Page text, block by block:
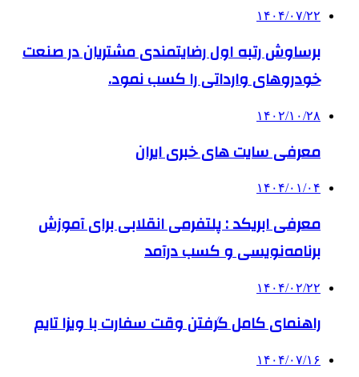
۱۴۰۴/۰۷/۲۲
برساوش رتبه اول رضایتمندی مشتریان در صنعت
خودروهای وارداتی را کسب نمود.
۱۴۰۲/۱۰/۲۸
معرفی سایت های خبری ایران
۱۴۰۴/۰۱/۰۴
معرفی ابریکد : پلتفرمی انقلابی برای آموزش
برنامه‌نویسی و کسب درآمد
۱۴۰۴/۰۲/۲۲
راهنمای کامل گرفتن وقت سفارت با ویزا تایم
۱۴۰۴/۰۷/۱۶